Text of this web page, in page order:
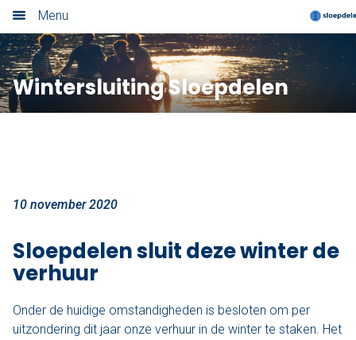
Menu
Home
Nieuwsoverzicht
Amsterdam
Utrecht
Rotterdam
Haarlem
Wintersluiting Sloepdelen
10 november 2020
Sloepdelen sluit deze winter de
verhuur
Onder de huidige omstandigheden is besloten om per
uitzondering dit jaar onze verhuur in de winter te staken. Het